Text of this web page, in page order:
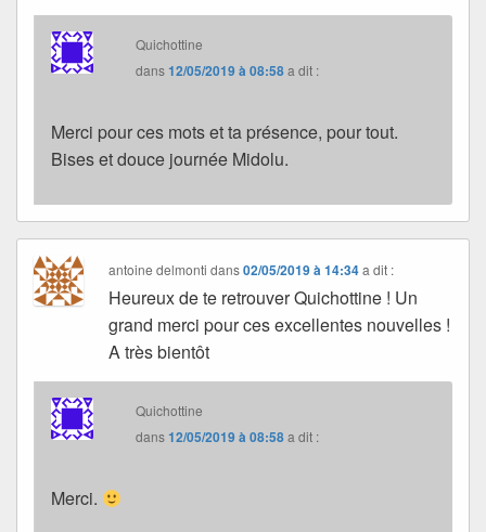
Quichottine
dans12/05/2019 à 08:58a dit :
Merci pour ces mots et ta présence, pour tout.
Bises et douce journée Midolu.
antoine delmonti dans02/05/2019 à 14:34 a dit :
Heureux de te retrouver Quichottine ! Un
grand merci pour ces excellentes nouvelles !
A très bientôt
Quichottine
dans12/05/2019 à 08:58a dit :
Merci.